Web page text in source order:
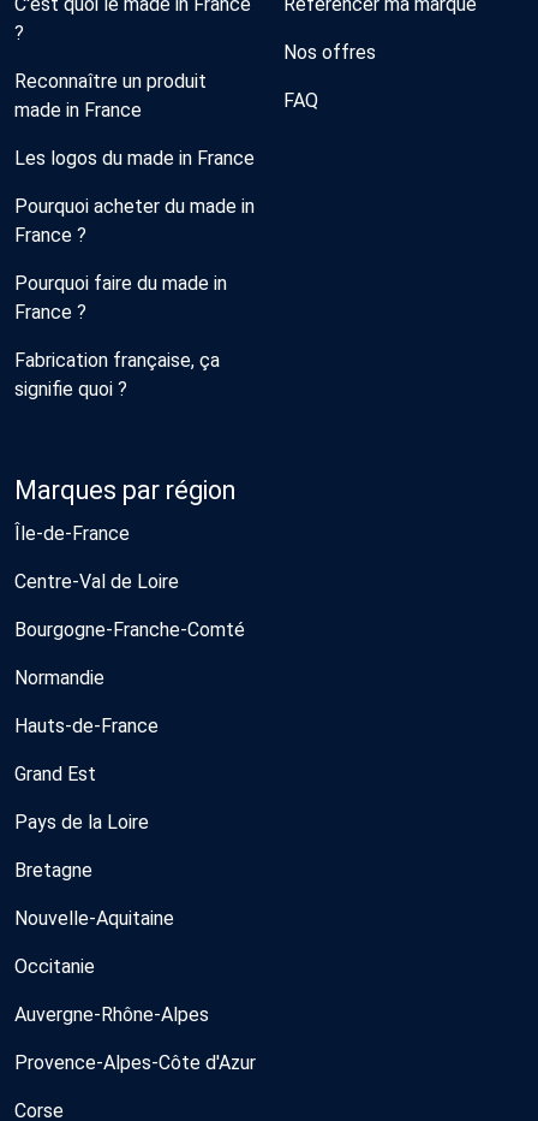
?
Reconnaître un produit
made in France
Les logos du made in France
Pourquoi acheter du made in
France ?
Pourquoi faire du made in
France ?
Fabrication française, ça
signifie quoi ?
Nos offres
FAQ
Marques par région
Île-de-France
Centre-Val de Loire
Bourgogne-Franche-Comté
Normandie
Hauts-de-France
Grand Est
Pays de la Loire
Bretagne
Nouvelle-Aquitaine
Occitanie
Auvergne-Rhône-Alpes
Provence-Alpes-Côte d'Azur
Corse